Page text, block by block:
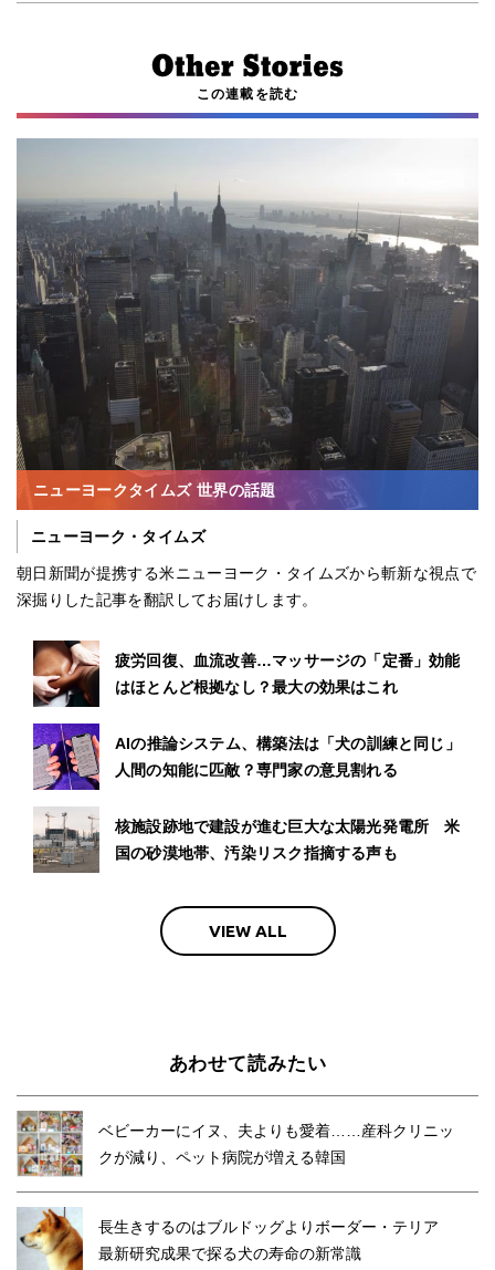
この連載を読む
ニューヨークタイムズ 世界の話題
ニューヨーク・タイムズ
朝日新聞が提携する米ニューヨーク・タイムズから斬新な視点で
深掘りした記事を翻訳してお届けします。
疲労回復、血流改善…マッサージの「定番」効能
はほとんど根拠なし？最大の効果はこれ
AIの推論システム、構築法は「犬の訓練と同じ」
人間の知能に匹敵？専門家の意見割れる
核施設跡地で建設が進む巨大な太陽光発電所 米
国の砂漠地帯、汚染リスク指摘する声も
VIEW ALL
あわせて読みたい
ベビーカーにイヌ、夫よりも愛着……産科クリニッ
クが減り、ペット病院が増える韓国
長生きするのはブルドッグよりボーダー・テリア
最新研究成果で探る犬の寿命の新常識